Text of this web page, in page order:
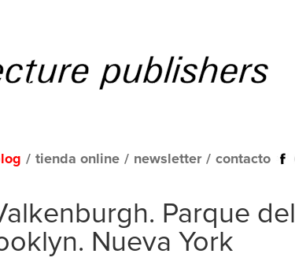
/ tienda online / newsletter / contacto
Parque del
Nueva York